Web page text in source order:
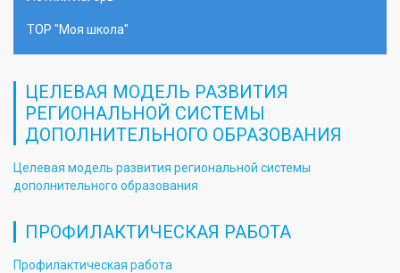
ТОР "Моя школа"
ЦЕЛЕВАЯ МОДЕЛЬ РАЗВИТИЯ
РЕГИОНАЛЬНОЙ СИСТЕМЫ
ДОПОЛНИТЕЛЬНОГО ОБРАЗОВАНИЯ
Целевая модель развития региональной системы
дополнительного образования
ПРОФИЛАКТИЧЕСКАЯ РАБОТА
Профилактическая работа